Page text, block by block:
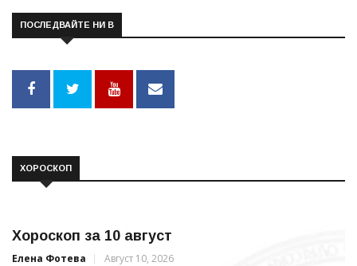
ПОСЛЕДВАЙТЕ НИ В
ХОРОСКОП
Хороскоп за 10 август
Елена Фотева Август 10, 2026